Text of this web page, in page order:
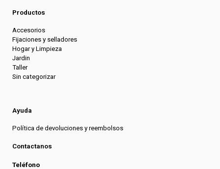
Productos
Accesorios
Fijaciones y selladores
Hogar y Limpieza
Jardin
Taller
Sin categorizar
Ayuda
Política de devoluciones y reembolsos
Contactanos
Teléfono